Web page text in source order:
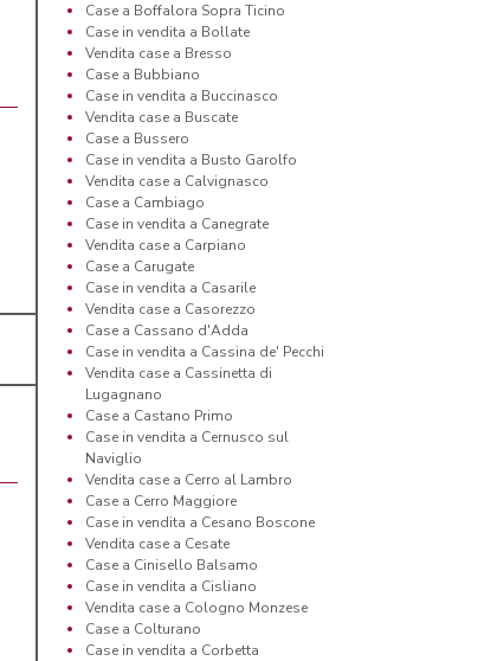
Case a Boffalora Sopra Ticino
Case in vendita a Bollate
Vendita case a Bresso
Case a Bubbiano
Case in vendita a Buccinasco
Vendita case a Buscate
Case a Bussero
Case in vendita a Busto Garolfo
Vendita case a Calvignasco
Case a Cambiago
Case in vendita a Canegrate
Vendita case a Carpiano
Case a Carugate
Case in vendita a Casarile
Vendita case a Casorezzo
Case a Cassano d'Adda
Case in vendita a Cassina de' Pecchi
Vendita case a Cassinetta di
Lugagnano
Case a Castano Primo
Case in vendita a Cernusco sul
Naviglio
Vendita case a Cerro al Lambro
Case a Cerro Maggiore
Case in vendita a Cesano Boscone
Vendita case a Cesate
Case a Cinisello Balsamo
Case in vendita a Cisliano
Vendita case a Cologno Monzese
Case a Colturano
Case in vendita a Corbetta